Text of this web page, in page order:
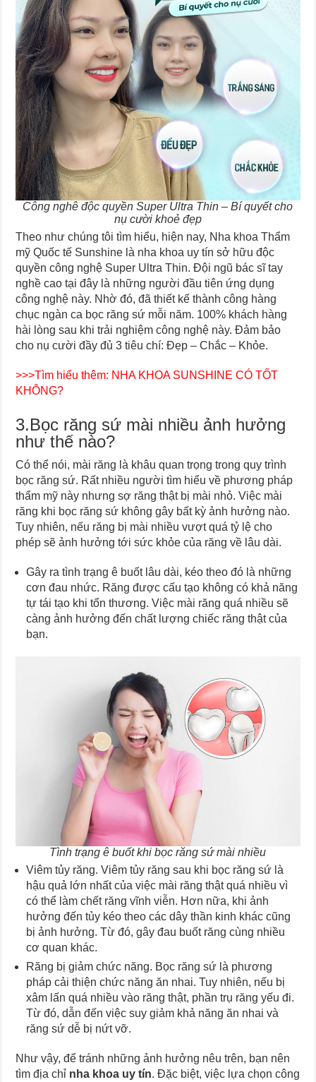
Công nghê độc quyền Super Ultra Thin – Bí quyết cho
nụ cười khoẻ đẹp
Theo như chúng tôi tìm hiểu, hiện nay, Nha khoa Thẩm
mỹ Quốc tế Sunshine là nha khoa uy tín sở hữu độc
quyền công nghệ Super Ultra Thin. Đội ngũ bác sĩ tay
nghề cao tại đây là những người đầu tiên ứng dụng
công nghệ này. Nhờ đó, đã thiết kế thành công hàng
chục ngàn ca bọc răng sứ mỗi năm. 100% khách hàng
hài lòng sau khi trải nghiệm công nghệ này. Đảm bảo
cho nụ cười đầy đủ 3 tiêu chí: Đẹp – Chắc – Khỏe.
>>>Tìm hiểu thêm: NHA KHOA SUNSHINE CÓ TỐT
KHÔNG?
3.Bọc răng sứ mài nhiều ảnh hưởng
như thế nào?
Có thể nói, mài răng là khâu quan trọng trong quy trình
bọc răng sứ. Rất nhiều người tìm hiểu về phương pháp
thẩm mỹ này nhưng sợ răng thật bị mài nhỏ. Việc mài
răng khi bọc răng sứ không gây bất kỳ ảnh hưởng nào.
Tuy nhiên, nếu răng bị mài nhiều vượt quá tỷ lệ cho
phép sẽ ảnh hưởng tới sức khỏe của răng về lâu dài.
Gây ra tình trạng ê buốt lâu dài, kéo theo đó là những
cơn đau nhức. Răng được cấu tạo không có khả năng
tự tái tạo khi tổn thương. Việc mài răng quá nhiều sẽ
càng ảnh hưởng đến chất lượng chiếc răng thật của
bạn.
Tình trạng ê buốt khi bọc răng sứ mài nhiều
Viêm tủy răng. Viêm tủy răng sau khi bọc răng sứ là
hậu quả lớn nhất của việc mài răng thật quá nhiều vì
có thể làm chết răng vĩnh viễn. Hơn nữa, khi ảnh
hưởng đến tủy kéo theo các dây thần kinh khác cũng
bị ảnh hưởng. Từ đó, gây đau buốt răng cùng nhiều
cơ quan khác.
Răng bị giảm chức năng. Bọc răng sứ là phương
pháp cải thiện chức năng ăn nhai. Tuy nhiên, nếu bị
xâm lấn quá nhiều vào răng thật, phần trụ răng yếu đi.
Từ đó, dẫn đến việc suy giảm khả năng ăn nhai và
răng sứ dễ bị nứt vỡ.
Như vậy, để tránh những ảnh hưởng nêu trên, bạn nên
tìm địa chỉ nha khoa uy tín. Đặc biệt, việc lựa chọn công